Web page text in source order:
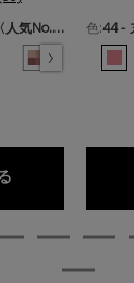
400 - バビロン ローズ〈人気No.1〉
ラッチ、1/19
ール ミニ クラッチ、
ー クチュール ミニ
ージュ のカラー ク
ン ローズ〈人気
済み
- フォービドゥン
選択済み
500 - メディナ
600 -
クチュール ミ
色: